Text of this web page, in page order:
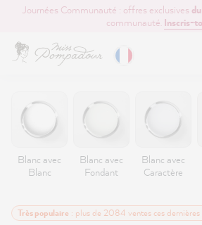
principal
Journées Communauté : offres exclusives
communauté. Inscris-
Blanc avec
Blanc
Blanc avec
Fondant
Blanc avec
Caractère
Très populaire : plus de 2084 ventes ces dernières